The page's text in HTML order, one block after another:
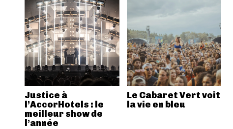
Justice à
l’AccorHotels : le
meilleur show de
l’année
Le Cabaret Vert voit
la vie en bleu